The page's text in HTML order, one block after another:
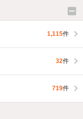
1,115件
32件
719件